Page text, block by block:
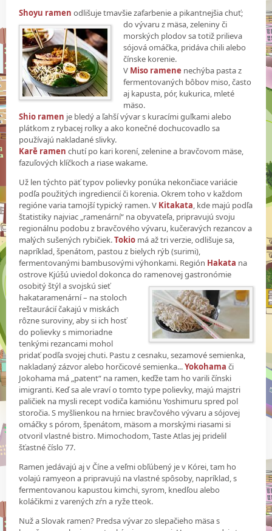
Shoyu ramen odlišuje tmavšie zafarbenie a pikantnejšia chuť;
do vývaru z mäsa, zeleniny či
morských plodov sa totiž prilieva
sójová omáčka, pridáva chili alebo
čínske korenie.
V Miso ramene nechýba pasta z
fermentovaných bôbov miso, často
aj kapusta, pór, kukurica, mleté
mäso.
Shio ramen je bledý a ľahší vývar s kuracími guľkami alebo
plátkom z rybacej rolky a ako konečné dochucovadlo sa
používajú nakladané slivky.
Karē ramen chutí po kari korení, zelenine a bravčovom mäse,
fazuľových klíčkoch a riase wakame.
Už len týchto päť typov polievky ponúka nekončiace variácie
podľa použitých ingrediencií či korenia. Okrem toho v každom
regióne varia tamojší typický ramen. V Kitakata, kde majú podľa
štatistiky najviac „ramenární“ na obyvateľa, pripravujú svoju
regionálnu podobu z bravčového vývaru, kučeravých rezancov a
malých sušených rybičiek.Tokio má až tri verzie, odlišuje sa,
napríklad, špenátom, pastou z bielych rýb (surimi),
fermentovanými bambusovými výhonkami. Región Hakata na
ostrove Kjúšú uviedol dokonca do ramenovej gastronómie
osobitý štýl a svojskú sieť
hakataramenární – na stoloch
reštaurácií čakajú v miskách
rôzne suroviny, aby si ich hosť
do polievky s mimoriadne
tenkými rezancami mohol
pridať podľa svojej chuti. Pastu z cesnaku, sezamové semienka,
nakladaný zázvor alebo horčicové semienka...Yokohamači
Jokohama má „patent“ na ramen, keďže tam ho varili čínski
imigranti. Keď sa ale vraví o tomto type polievky, majú majstri
paličiek na mysli recept vodiča kamiónu Yoshimuru spred pol
storočia. S myšlienkou na hrniec bravčového vývaru a sójovej
omáčky s pórom, špenátom, mäsom a morskými riasami si
otvoril vlastné bistro. Mimochodom, Taste Atlas jej pridelil
šťastné číslo 77.
Ramen jedávajú aj v Číne a veľmi obľúbený je v Kórei, tam ho
volajú ramyeon a pripravujú na vlastné spôsoby, napríklad, s
fermentovanou kapustou kimchi, syrom, knedľou alebo
koláčikmi z varených zŕn a ryže tteok.
Nuž a Slovak ramen? Predsa vývar zo slepačieho mäsa s